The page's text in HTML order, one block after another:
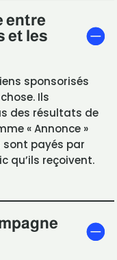
entre
et les
sponsorisés
Ils
des résultats de
« Annonce »
sont payés par
qu’ils reçoivent.